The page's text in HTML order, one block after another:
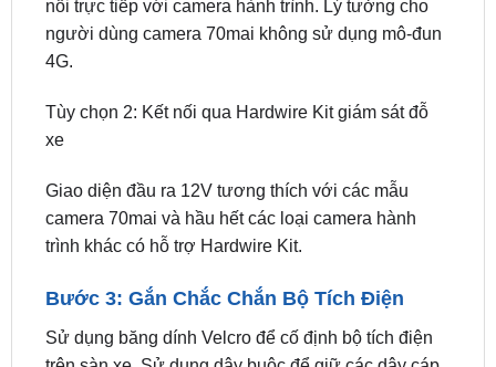
70mai
Bộ tích điện có giao diện đầu ra Type-C 5V để kết
người dùng camera 70mai không sử dụng mô-đun
4G.
Tùy chọn 2: Kết nối qua Hardwire Kit giám sát đỗ
xe
camera 70mai và hầu hết các loại camera hành
trình khác có hỗ trợ Hardwire Kit.